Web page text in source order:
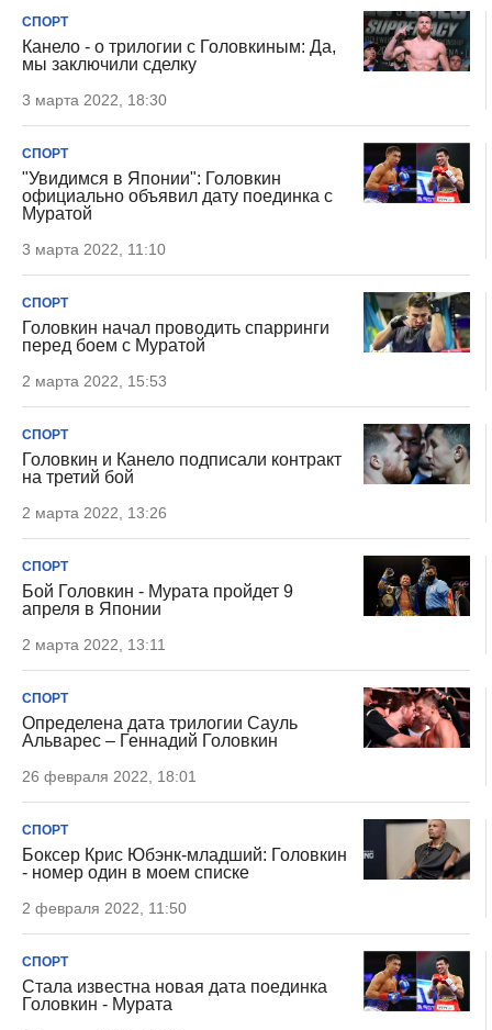
СПОРТ
Канело - о трилогии с Головкиным: Да,
мы заключили сделку
3 марта 2022, 18:30
СПОРТ
"Увидимся в Японии": Головкин
официально объявил дату поединка с
Муратой
3 марта 2022, 11:10
СПОРТ
Головкин начал проводить спарринги
перед боем с Муратой
2 марта 2022, 15:53
СПОРТ
Головкин и Канело подписали контракт
на третий бой
2 марта 2022, 13:26
СПОРТ
Бой Головкин - Мурата пройдет 9
апреля в Японии
2 марта 2022, 13:11
СПОРТ
Определена дата трилогии Сауль
Альварес – Геннадий Головкин
26 февраля 2022, 18:01
СПОРТ
Боксер Крис Юбэнк-младший: Головкин
- номер один в моем списке
2 февраля 2022, 11:50
СПОРТ
Стала известна новая дата поединка
Головкин - Мурата